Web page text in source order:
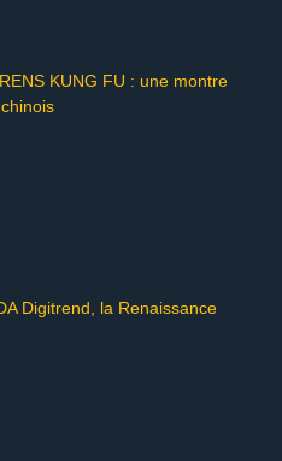
KUNG FU : une montre
Digitrend, la Renaissance